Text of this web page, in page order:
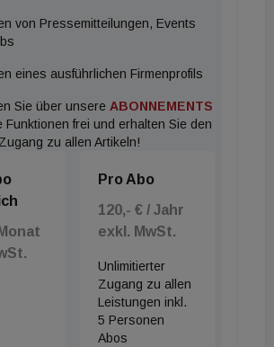
von Pressemitteilungen, Events
eines ausführlichen Firmenprofils
Sie über unsere ABONNEMENTS
Funktionen frei und erhalten Sie den
zu allen Artikeln!
Pro Abo
120,- € / Jahr
exkl. MwSt.
Unlimitierter
Zugang zu allen
Leistungen inkl.
5 Personen
Abos